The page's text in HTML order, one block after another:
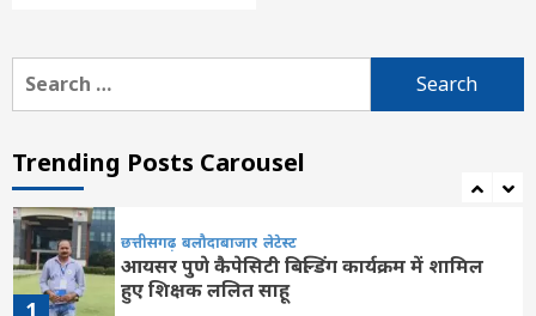
Search
for:
Trending Posts Carousel
7
शासकीय उच्चतर माध्यमिक विद्यालय गिधौरी में
दिया
1
छत्तीसगढ़ बलौदाबाजार लेटेस्ट
आयसर पुणे कैपेसिटी बिल्डिंग कार्यक्रम में शामिल
हुए शिक्षक ललित साहू